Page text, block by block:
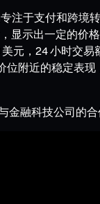
注于支付和跨境
显示出一定的价
元，24 小时交
位附近的稳定表
金融科技公司的